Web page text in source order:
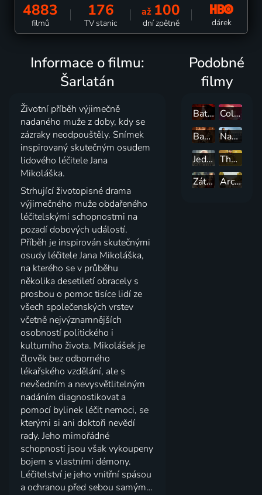
4883
filmů
176
TV stanic
až 100
dní zpětně dárek
Informace o filmu:
Šarlatán
Životní příběh výjimečně
nadaného muže z doby, kdy se
zázraky neodpouštěly. Snímek
inspirovaný skutečným osudem
lidového léčitele Jana
Mikoláška.
Strhující životopisné drama
výjimečného muže obdařeného
léčitelskými schopnostmi na
pozadí dobových událostí.
Příběh je inspirován skutečnými
osudy léčitele Jana Mikoláška,
na kterého se v průběhu
několika desetiletí obracely s
prosbou o pomoc tisíce lidí ze
všech společenských vrstev
včetně nejvýznamnějších
osobností politického i
kulturního života. Mikolášek je
člověk bez odborného
lékařského vzdělání, ale s
nevšedním a nevysvětlitelným
nadáním diagnostiko­vat a
pomocí bylinek léčit nemoci, se
kterými si ani doktoři nevědí
rady. Jeho mimořádné
schopnosti jsou však vykoupeny
bojem s vlastními démony.
Léčitelství je jeho vnitřní spásou
a ochranou před sebou samým…
Podobné
filmy
Bathory
Colette: Příběh vášně
Bastard
Navždy s vámi
Jeden život
The Apprentice: Příběh Trumpa
Zátopek
Architekt